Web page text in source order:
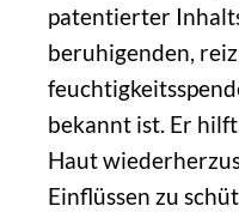
patentierter
beruhigenden,
bekannt ist. Er
Haut
Einflüssen zu